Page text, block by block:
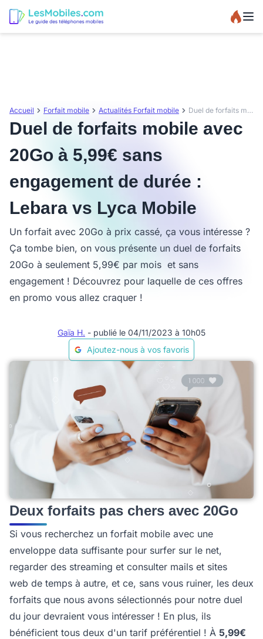
Accueil Forfait mobile Actualités Forfait mobile Duel de forfaits mobile avec 20Go à 5,99€ sans engagement de durée : Lebara vs Lyca Mobile
Duel de forfaits mobile avec
20Go à 5,99€ sans
engagement de durée :
Lebara vs Lyca Mobile
Un forfait avec 20Go à prix cassé, ça vous intéresse ?
Ça tombe bien, on vous présente un duel de forfaits
20Go à seulement 5,99€ par mois et sans
engagement ! Découvrez pour laquelle de ces offres
en promo vous allez craquer !
Gaïa H. - publié le 04/11/2023 à 10h05
Ajoutez-nous à vos favoris
Deux forfaits pas chers avec 20Go
Si vous recherchez un forfait mobile avec une
enveloppe data suffisante pour surfer sur le net,
regarder des streaming et consulter mails et sites
web de temps à autre, et ce, sans vous ruiner, les deux
forfaits que nous avons sélectionnés pour notre duel
du jour devraient vous intéresser ! En plus, ils
bénéficient tous deux d'un tarif préférentiel ! À 5,99€